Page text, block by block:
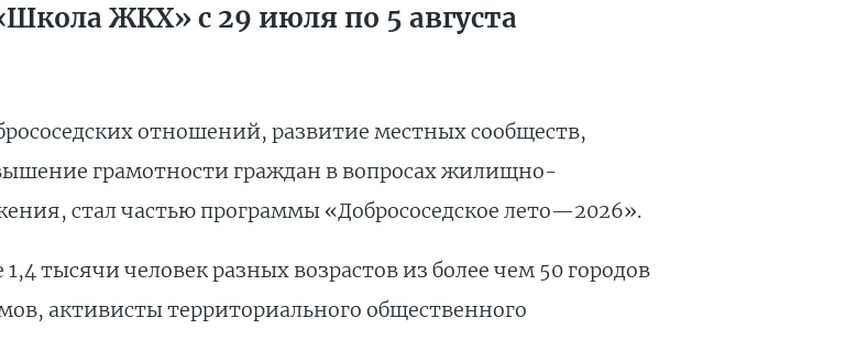
ЖКХ» с 29 июля по 5 августа
отношений, развитие местных сообществ,
грамотности граждан в вопросах жилищно-
стал частью программы «Добрососедское лето—2026».
тысячи человек разных возрастов из более чем 50 городов
активисты территориального общественного